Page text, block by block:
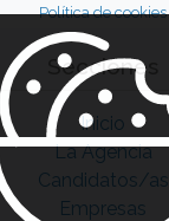
Política de cookies
Secciones
Inicio
La Agencia
Candidatos/as
Empresas